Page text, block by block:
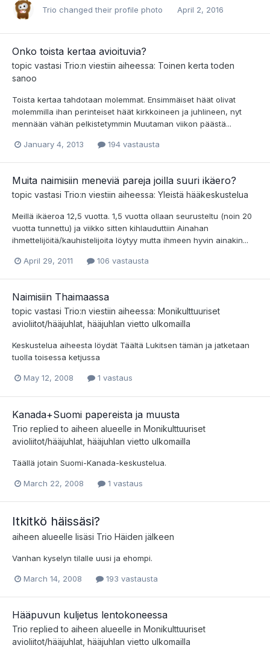
Trio changed their profile photo April 2, 2016
Onko toista kertaa avioituvia?
topic vastasi Trio:n viestiin aiheessa: Toinen kerta toden
sanoo
Toista kertaa tahdotaan molemmat. Ensimmäiset häät olivat
molemmilla ihan perinteiset häät kirkkoineen ja juhlineen, nyt
mennään vähän pelkistetymmin Muutaman viikon päästä...
January 4, 2013 194 vastausta
Muita naimisiin meneviä pareja joilla suuri ikäero?
topic vastasi Trio:n viestiin aiheessa: Yleistä hääkeskustelua
Meillä ikäeroa 12,5 vuotta. 1,5 vuotta ollaan seurusteltu (noin 20
vuotta tunnettu) ja viikko sitten kihlauduttiin Ainahan
ihmettelijöitä/kauhistelijoita löytyy mutta ihmeen hyvin ainakin...
April 29, 2011 106 vastausta
Naimisiin Thaimaassa
topic vastasi Trio:n viestiin aiheessa: Monikulttuuriset
avioliitot/hääjuhlat, hääjuhlan vietto ulkomailla
Keskustelua aiheesta löydät Täältä Lukitsen tämän ja jatketaan
tuolla toisessa ketjussa
May 12, 2008 1 vastaus
Kanada+Suomi papereista ja muusta
Trio replied to aiheen alueelle in Monikulttuuriset
avioliitot/hääjuhlat, hääjuhlan vietto ulkomailla
Täällä jotain Suomi-Kanada-keskustelua.
March 22, 2008 1 vastaus
Itkitkö häissäsi?
aiheen alueelle lisäsi Trio Häiden jälkeen
Vanhan kyselyn tilalle uusi ja ehompi.
March 14, 2008 193 vastausta
Hääpuvun kuljetus lentokoneessa
Trio replied to aiheen alueelle in Monikulttuuriset
avioliitot/hääjuhlat, hääjuhlan vietto ulkomailla